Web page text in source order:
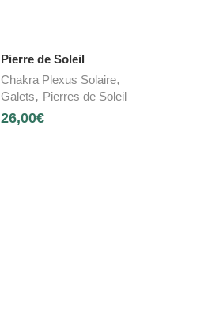
Pierre de Soleil
Chakra Plexus Solaire,
Galets, Pierres de Soleil
26,00€